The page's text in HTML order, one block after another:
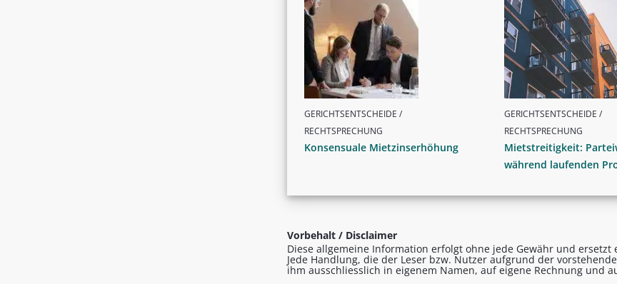
GERICHTSENTSCHEIDE /
RECHTSPRECHUNG
Konsensuale Mietzinserhöhung
GERICHTSENTSCHEIDE /
RECHTSPRECHUNG
Mietstreitigkeit:
während laufenden
Vorbehalt / Disclaimer
Diese allgemeine Information erfolgt ohne jede Gewähr und
Jede Handlung, die der Leser bzw. Nutzer aufgrund der
ihm ausschliesslich in eigenem Namen, auf eigene Rechnung und